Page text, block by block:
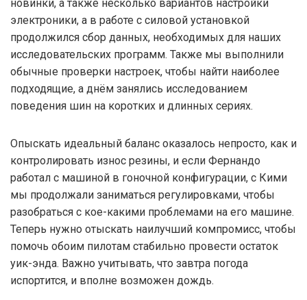
новинки, а также несколько вариантов настройки
электроники, а в работе с силовой установкой
продолжился сбор данных, необходимых для наших
исследовательских программ. Также мы выполнили
обычные проверки настроек, чтобы найти наиболее
подходящие, а днём занялись исследованием
поведения шин на коротких и длинных сериях.
Опыскать идеальный баланс оказалось непросто, как и
контролировать износ резины, и если Фернандо
работал с машиной в гоночной конфигурации, с Кими
мы продолжали заниматься регулировками, чтобы
разобраться с кое-какими проблемами на его машине.
Теперь нужно отыскать наилучший компромисс, чтобы
помочь обоим пилотам стабильно провести остаток
уик-энда. Важно учитывать, что завтра погода
испортится, и вполне возможен дождь.